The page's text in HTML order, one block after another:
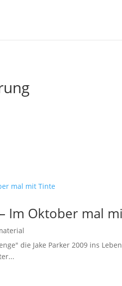
Im Oktober mal
die Jake Parker 2009 ins